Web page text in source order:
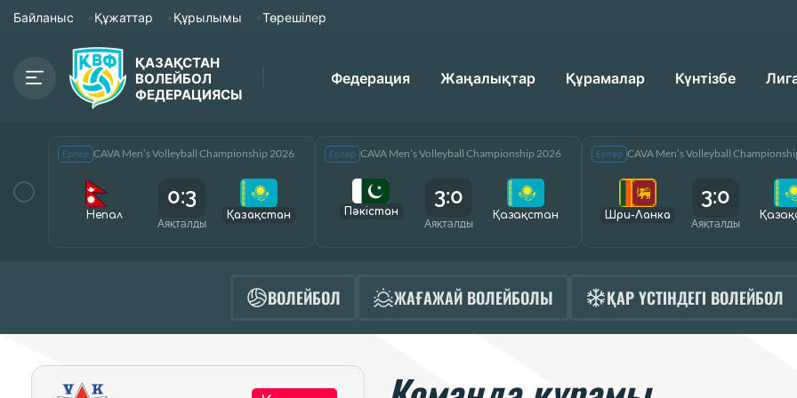
Байланыс Құжаттар Құрылымы Төрешілер
ҚАЗАҚСТАН
ВОЛЕЙБОЛ
ФЕДЕРАЦИЯСЫ
Федерация Жаңалықтар Құрамалар Күнтізбе
Ерлер CAVA Men’s Volleyball Championship 2026
Непал
0:3
Аяқталды
Қазақcтан
Ерлер CAVA Men’s Volleyball Championship 2026
Пәкістан
3:0
Аяқталды
Қазақcтан
Ерлер CAVA Men’s Volleyball
Шри-Ланка
3:0
Аяқталды
ВОЛЕЙБОЛ ЖАҒАЖАЙ ВОЛЕЙБОЛЫ ҚАР ҮСТІНДЕГІ ВОЛЕЙБОЛ